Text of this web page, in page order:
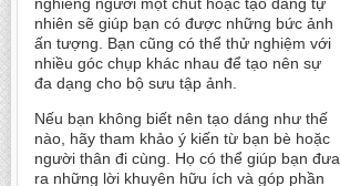
nhiên sẽ giúp bạn có được những bức ảnh
ấn tượng. Bạn cũng có thể thử nghiệm với
nhiều góc chụp khác nhau để tạo nên sự
đa dạng cho bộ sưu tập ảnh.
Nếu bạn không biết nên tạo dáng như thế
nào, hãy tham khảo ý kiến từ bạn bè hoặc
người thân đi cùng. Họ có thể giúp bạn đưa
ra những lời khuyên hữu ích và góp phần